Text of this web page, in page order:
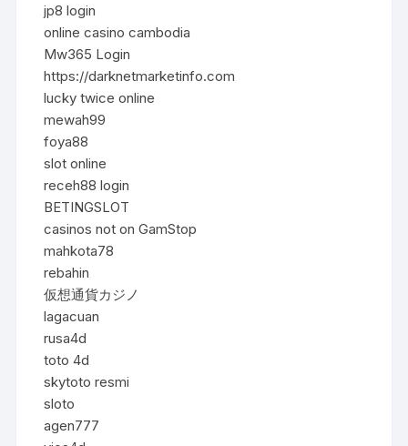
jp8 login
online casino cambodia
Mw365 Login
https://darknetmarketinfo.com
lucky twice online
mewah99
foya88
slot online
receh88 login
BETINGSLOT
casinos not on GamStop
mahkota78
rebahin
仮想通貨カジノ
lagacuan
rusa4d
toto 4d
skytoto resmi
sloto
agen777